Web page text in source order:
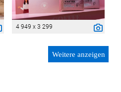
4 949 x 3 299
Weitere anzeigen